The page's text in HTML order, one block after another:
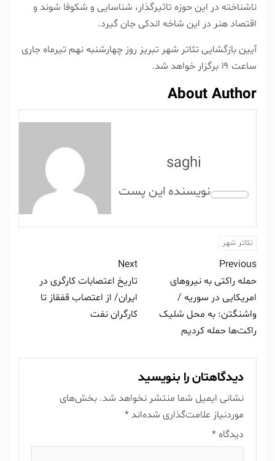
ناشناخته در این حوزه تاثیرگذار، شناسایی و شکوفا شوند و
اقتصاد هنر در این شاخه اندکی جان گیرد.
آیین بازگشایی تئاتر شهر تبریز روز چهارشنبه نهم تیرماه جاری
ساعت ۱۹ برگزار خواهد شد.
About Author
saghi
تئاتر شهر
Previous
حمله راکتی به نیرو‌های
امریکایی در سوریه /
واشنگتن: به محل شلیک
راکت‌ها حمله کردیم
Next
تاریخ اعتصابات کارگری در
ایران/ از اعتصاب قفقاز تا
کارگران نفت
دیدگاهتان را بنویسید
نشانی ایمیل شما منتشر نخواهد شد. بخش‌های
موردنیاز علامت‌گذاری شده‌اند *
دیدگاه *